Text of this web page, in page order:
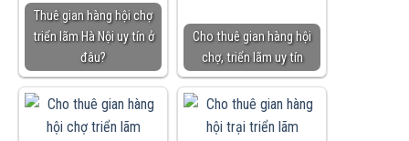
Thuê gian hàng hội chợ
triển lãm Hà Nội uy tín ở
đâu?
Cho thuê gian hàng hội
chợ, triển lãm uy tín